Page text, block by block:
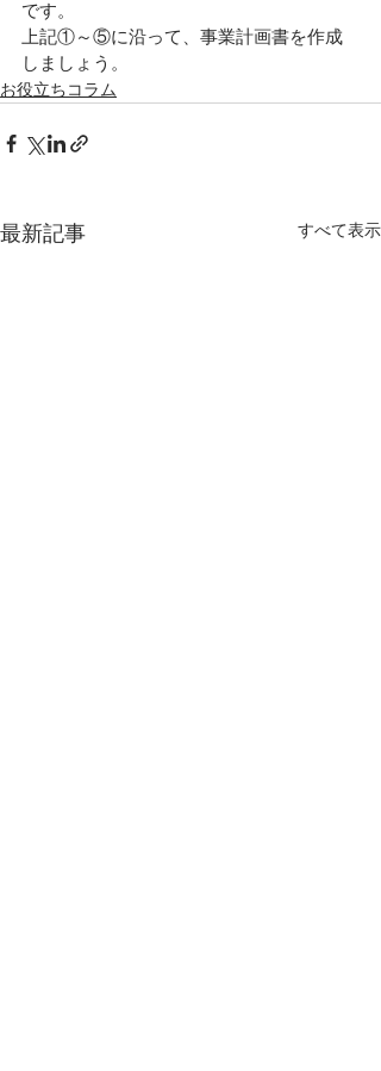
です。
上記①～⑤に沿って、事業計画書を作成
しましょう。
お役立ちコラム
最新記事 すべて表示